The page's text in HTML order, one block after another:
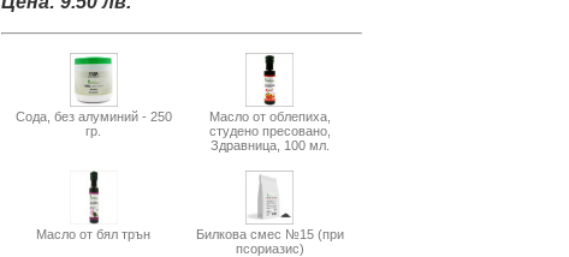
Сода, без алуминий - 250
гр.
Масло от облепиха,
студено пресовано,
Здравница, 100 мл.
Масло от бял трън
Билкова смес №15 (при
псориазис)